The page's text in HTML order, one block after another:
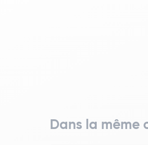
Dans la même